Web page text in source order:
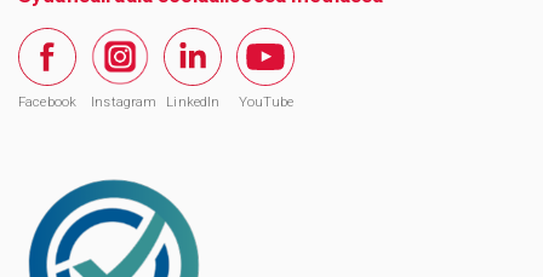
Facebook Instagram LinkedIn YouTube